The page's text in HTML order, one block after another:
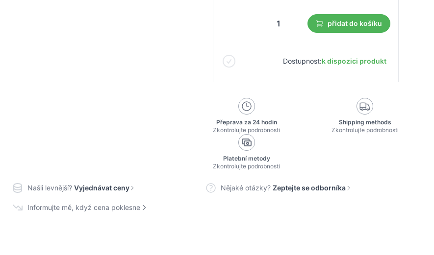
přidat do košíku
Dostupnost:k dispozici produkt
Přeprava za 24 hodin
Zkontrolujte podrobnosti
Shipping methods
Zkontrolujte podrobnosti
Platební metody
Zkontrolujte podrobnosti
Našli levnější? Vyjednávat ceny Nějaké otázky? Zeptejte se odborníka
Informujte mě, když cena poklesne